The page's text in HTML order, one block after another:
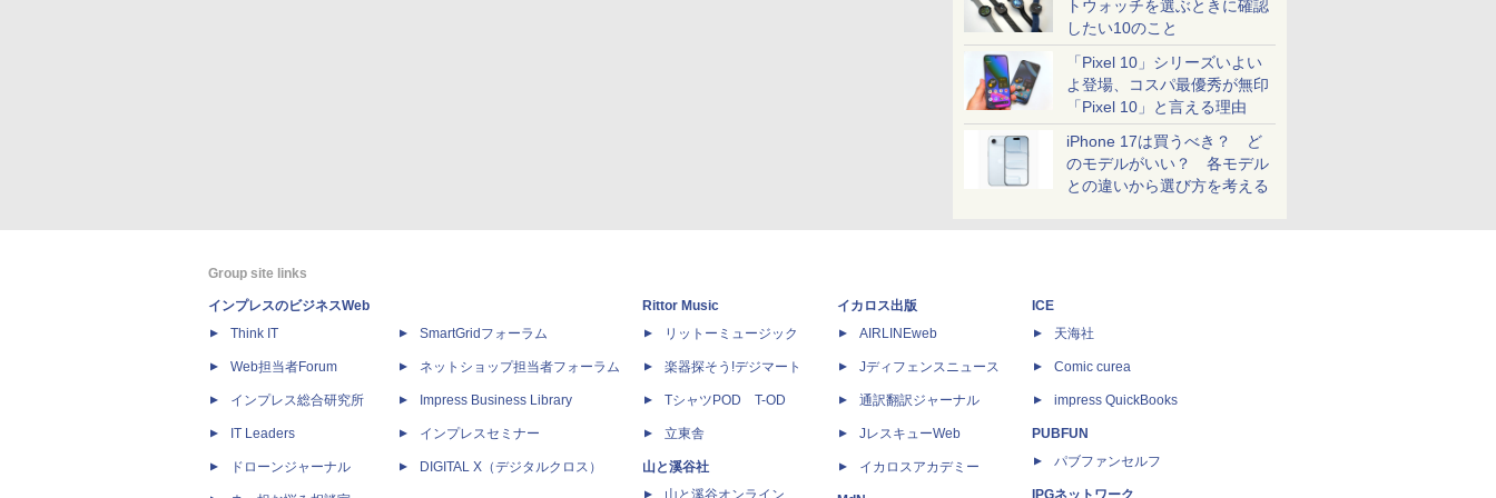
トウォッチを選ぶときに確認
したい10のこと
「Pixel 10」シリーズいよい
よ登場、コスパ最優秀が無印
「Pixel 10」と言える理由
iPhone 17は買うべき？ ど
のモデルがいい？ 各モデル
との違いから選び方を考える
Group site links
インプレスのビジネスWeb
Think IT
Web担当者Forum
インプレス総合研究所
IT Leaders
ドローンジャーナル
SmartGridフォーラム
ネットショップ担当者フォーラム
Impress Business Library
インプレスセミナー
DIGITAL X（デジタルクロス）
Rittor Music
リットーミュージック
楽器探そう!デジマート
TシャツPOD T-OD
立東舎
山と溪谷社
山と溪谷オンライン
イカロス出版
AIRLINEweb
Jディフェンスニュース
通訳翻訳ジャーナル
JレスキューWeb
イカロスアカデミー
ICE
天海社
Comic curea
impress QuickBooks
PUBFUN
パブファンセルフ
IPGネットワーク